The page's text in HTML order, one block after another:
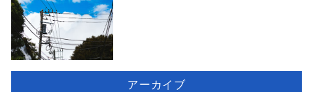
アーカイブ